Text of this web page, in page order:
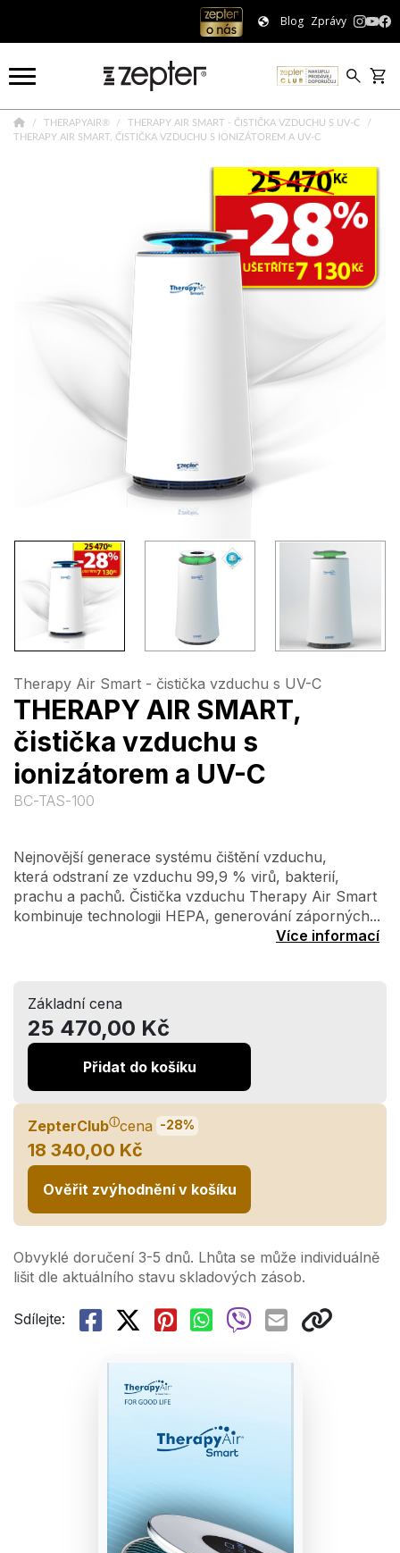
Blog Zprávy
THERAPYAIR®
THERAPY AIR SMART - ČISTIČKA VZDUCHU S UV-C
THERAPY AIR SMART, ČISTIČKA VZDUCHU S IONIZÁTOREM A UV-C
Therapy Air Smart - čistička vzduchu s UV-C
THERAPY AIR SMART,
čistička vzduchu s
ionizátorem a UV-C
BC-TAS-100
Nejnovější generace systému čištění vzduchu,
která odstraní ze vzduchu 99,9 % virů, bakterií,
prachu a pachů. Čistička vzduchu Therapy Air Smart
kombinuje technologii HEPA, generování záporných...
Více informací
Základní cena
25 470,00 Kč
Přidat do košíku
ZepterClubⓘcena -28%
18 340,00 Kč
Ověřit zvýhodnění v košíku
Obvyklé doručení 3-5 dnů. Lhůta se může individuálně
lišit dle aktuálního stavu skladových zásob.
Sdílejte: